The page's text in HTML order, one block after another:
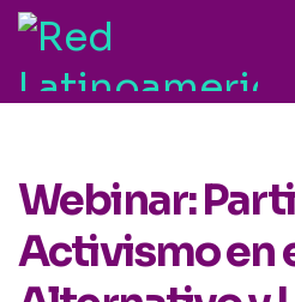
Webinar:
Activismo en